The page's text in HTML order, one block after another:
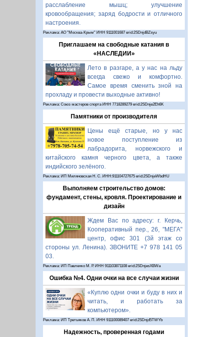
расслабление мышц; улучшение
кровообращения; заряд бодрости и отличного
настроения.
Реклама: АО "Москва-Крым" ИНН 9111001687 erid:2SDnjdBZsyu
Приглашаем на свободные катания в
«НАСЛЕДИИ»
Лето в разгаре, а у нас на льду
всегда свежо и комфортно.
Самое время сменить зной на
прохладу и провести выходные активно!
Реклама: Союз мастеров спорта ИНН 7718289279 erid:2SDnje2Eh6K
Памятники от производителя
Цены ещё старые, но у нас
новое поступление из
лабрадорита, норвежского и
китайского камня черного цвета, а также
индийского зелёного.
Реклама: ИП Миляновская Н. С. ИНН:911104727675 erid:2SDnjeWbdHU
Выполняем строительство домов:
фундамент, стены, кровля. Проектирование и
дизайн
Ждем Вас по адресу: г. Керчь,
Кооперативный пер., 26, "МЕГА"
центр, офис 301 (3й этаж со
стороны ул. Ленина). ЗВОНИТЕ +7 978 141 05
03.
Реклама: ИП Павленко М. Р. ИНН 911103871108 erid:2SDnjesXBWa
Ошибка №4. Одни очки на все случаи жизни
«Куплю одни очки и буду в них и
читать, и работать за
компьютером».
Реклама: ИП Третьяков А. П. ИНН 911100089407 erid:2SDnjd5TWYb
Надежность, проверенная годами